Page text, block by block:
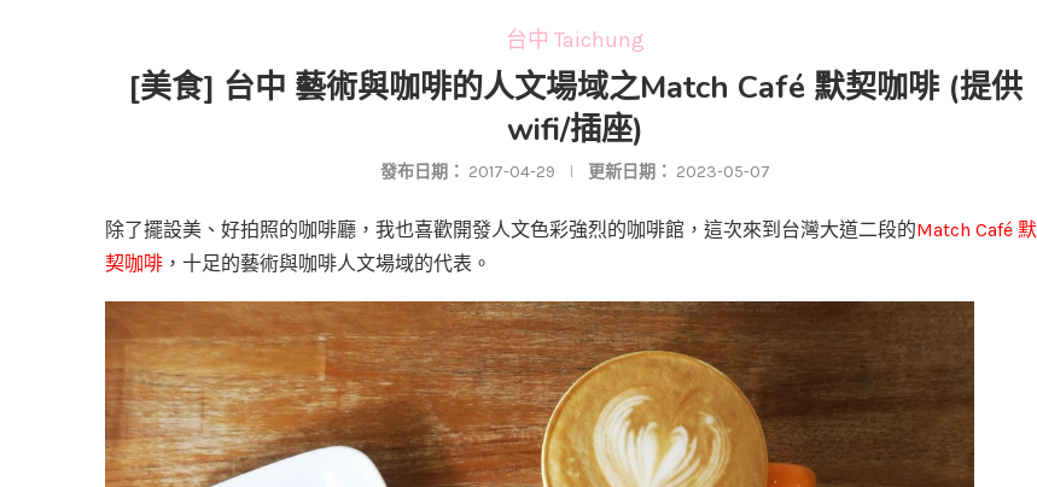
台中 Taichung
[美食] 台中 藝術與咖啡的人文場域之Match Café 默契咖啡 (提供
wifi/插座)
發布日期： 2017-04-29 更新日期： 2023-05-07
除了擺設美、好拍照的咖啡廳，我也喜歡開發人文色彩強烈的咖啡館，這次來到台灣大道二段的Match Café 默
契咖啡 ，十足的藝術與咖啡人文場域的代表。